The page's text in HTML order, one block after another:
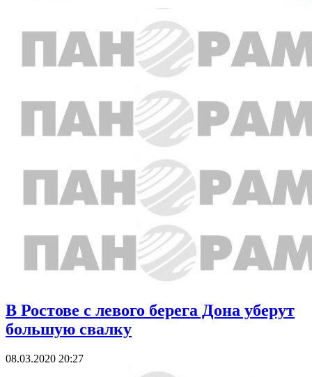
В Ростове с левого берега Дона уберут
большую свалку
08.03.2020 20:27